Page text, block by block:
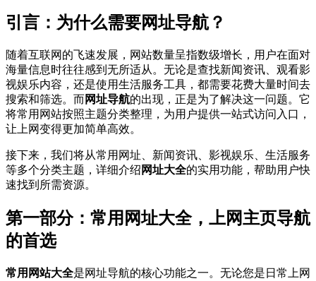
引言：为什么需要网址导航？
随着互联网的飞速发展，网站数量呈指数级增长，用户在面对
海量信息时往往感到无所适从。无论是查找新闻资讯、观看影
视娱乐内容，还是使用生活服务工具，都需要花费大量时间去
搜索和筛选。而网址导航的出现，正是为了解决这一问题。它
将常用网站按照主题分类整理，为用户提供一站式访问入口，
让上网变得更加简单高效。
接下来，我们将从常用网址、新闻资讯、影视娱乐、生活服务
等多个分类主题，详细介绍 网址大全的实用功能，帮助用户快
速找到所需资源。
第一部分：常用网址大全，上网主页导航
的首选
常用网站大全是网址导航的核心功能之一。无论您是日常上网